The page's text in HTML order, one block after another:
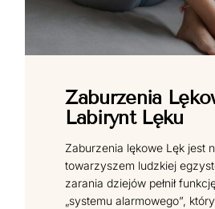
Zaburzenia
Labirynt Lęku
Zaburzenia lękowe Lęk jest
towarzyszem ludzkiej
zarania dziejów pełnił
„systemu alarmowego”,